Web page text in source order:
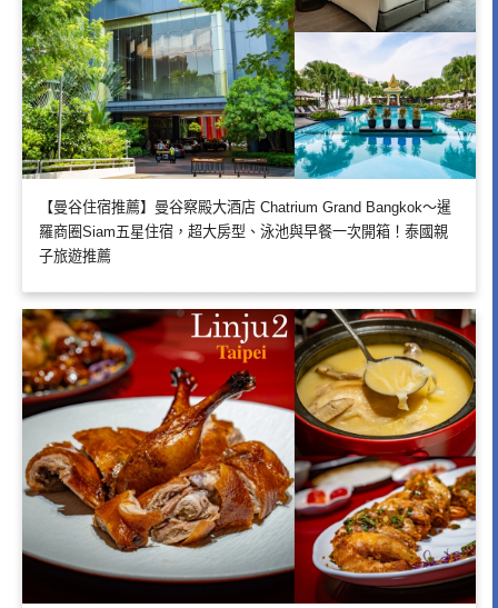
【曼谷住宿推薦】曼谷察殿大酒店 Chatrium Grand Bangkok～暹
羅商圈Siam五星住宿，超大房型、泳池與早餐一次開箱！泰國親
子旅遊推薦